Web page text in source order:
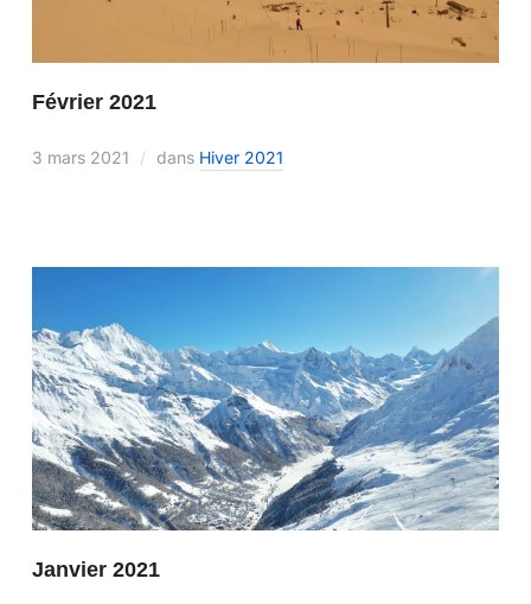
Février 2021
3 mars 2021 dans Hiver 2021
Janvier 2021